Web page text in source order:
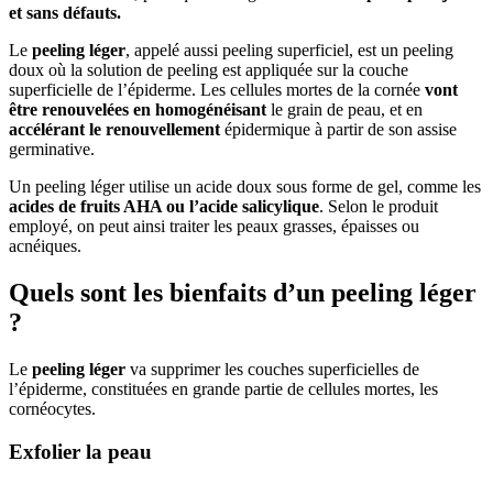
et sans défauts.
Le peeling léger, appelé aussi peeling superficiel, est un peeling
doux où la solution de peeling est appliquée sur la couche
superficielle de l’épiderme. Les cellules mortes de la cornée vont
être renouvelées en homogénéisant le grain de peau, et en
accélérant le renouvellement épidermique à partir de son assise
germinative.
Un peeling léger utilise un acide doux sous forme de gel, comme les
acides de fruits AHA ou l’acide salicylique. Selon le produit
employé, on peut ainsi traiter les peaux grasses, épaisses ou
acnéiques.
Quels sont les bienfaits d’un peeling léger
?
Le peeling léger va supprimer les couches superficielles de
l’épiderme, constituées en grande partie de cellules mortes, les
cornéocytes.
Exfolier la peau